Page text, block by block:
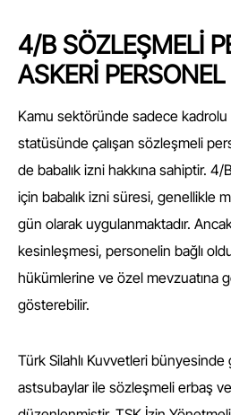
4/B SÖZLEŞMELİ
ASKERİ
Kamu sektöründe sadece
statüsünde çalışan sözleşmeli
de babalık izni hakkına sahiptir.
için babalık izni süresi, genellikle
gün olarak uygulanmaktadır.
kesinleşmesi, personelin bağlı
hükümlerine ve özel mevzuatına
gösterebilir.
Türk Silahlı Kuvvetleri
astsubaylar ile sözleşmeli erbaş